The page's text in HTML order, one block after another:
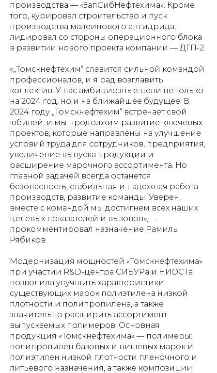
производства — «ЗапСибНефтехима». Кроме
того, курировал строительство и пуск
производства малеинового ангидрида,
лидировал со стороны операционного блока
в развитии нового проекта компании — ДГП-2.
«„Томскнефтехим“ славится сильной командой
профессионалов, и я рад возглавить
коллектив. У нас амбициозные цели не только
на 2024 год, но и на ближайшее будущее. В
2024 году „Томскнефтехим“ встречает свой
юбилей, и мы продолжим развитие ключевых
проектов, которые направлены на улучшение
условий труда для сотрудников, предприятия,
увеличение выпуска продукции и
расширение марочного ассортимента. Но
главной задачей всегда останется
безопасность, стабильная и надежная работа
производств, развитие команды. Уверен,
вместе с командой мы достигнем всех наших
целевых показателей и вызовов», —
прокомментировал назначение Рамиль
Рябиков.
Модернизация мощностей «Томскнефтехима»
при участии R&D-центра СИБУРа и НИОСТа
позволила улучшить характеристики
существующих марок полиэтилена низкой
плотности и полипропилена, а также
значительно расширить ассортимент
выпускаемых полимеров. Основная
продукция «Томскнефтехима» — полимеры:
полипропилен базовых и нишевых марок и
полиэтилен низкой плотности пленочного и
литьевого назначения, а также композиции